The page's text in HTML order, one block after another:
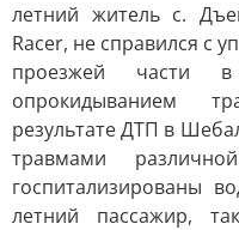
летний житель с.
Racer, не справился с
проезжей части
опрокидыванием
результате ДТП в
травмами
госпитализированы
летний пассажир,